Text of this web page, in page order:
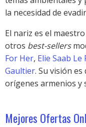
la necesidad de
El nariz es el
otros best-sellers
For Her, Elie Saab Le
Gaultier. Su visión
orígenes armenios y
Mejores Ofertas